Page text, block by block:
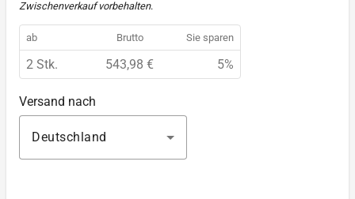
Zwischenverkauf vorbehalten.
ab Brutto Sie sparen
2 Stk. 543,98 € 5%
Versand nach
Deutschland